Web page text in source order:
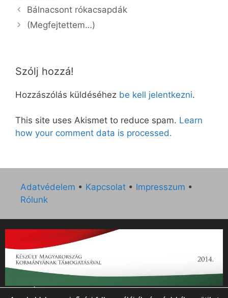
Bálnacsont rókacsapdák
(Megfejtettem…)
Szólj hozzá!
Hozzászólás küldéséhez be kell jelentkezni.
This site uses Akismet to reduce spam. Learn
how your comment data is processed.
Adatvédelem • Kapcsolat • Impresszum •
Rólunk
„Az Új Ember katolikus hetilap 2014. évi működésének